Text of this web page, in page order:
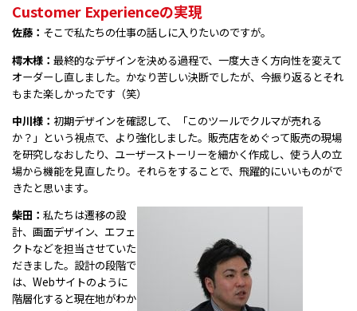
Customer Experienceの実現
佐藤： そこで私たちの仕事の話しに入りたいのですが。
樗木様： 最終的なデザインを決める過程で、一度大きく方向性を変えて
オーダーし直しました。かなり苦しい決断でしたが、今振り返るとそれ
もまた楽しかったです（笑）
中川様： 初期デザインを確認して、「このツールでクルマが売れる
か？」という視点で、より強化しました。販売店をめぐって販売の現場
を研究しなおしたり、ユーザーストーリーを細かく作成し、使う人の立
場から機能を見直したり。それらをすることで、飛躍的にいいものがで
きたと思います。
柴田： 私たちは遷移の設
計、画面デザイン、エフェ
クトなどを担当させていた
だきました。設計の段階で
は、Webサイトのように
階層化すると現在地がわか